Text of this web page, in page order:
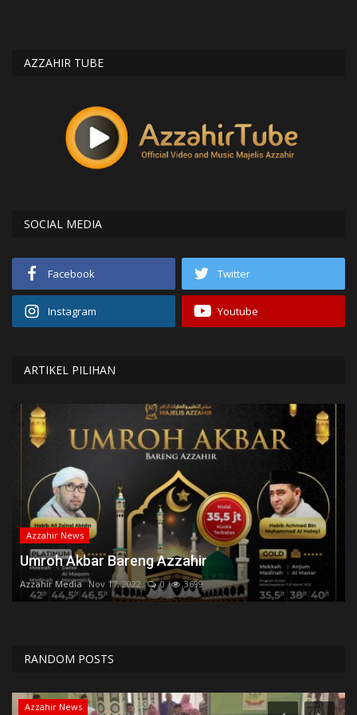
AZZAHIR TUBE
SOCIAL MEDIA
Facebook Twitter
Instagram Youtube
ARTIKEL PILIHAN
Azzahir News
Umroh Akbar Bareng Azzahir
Azzahir Media Nov 17, 2022 0 3699
RANDOM POSTS
Azzahir News